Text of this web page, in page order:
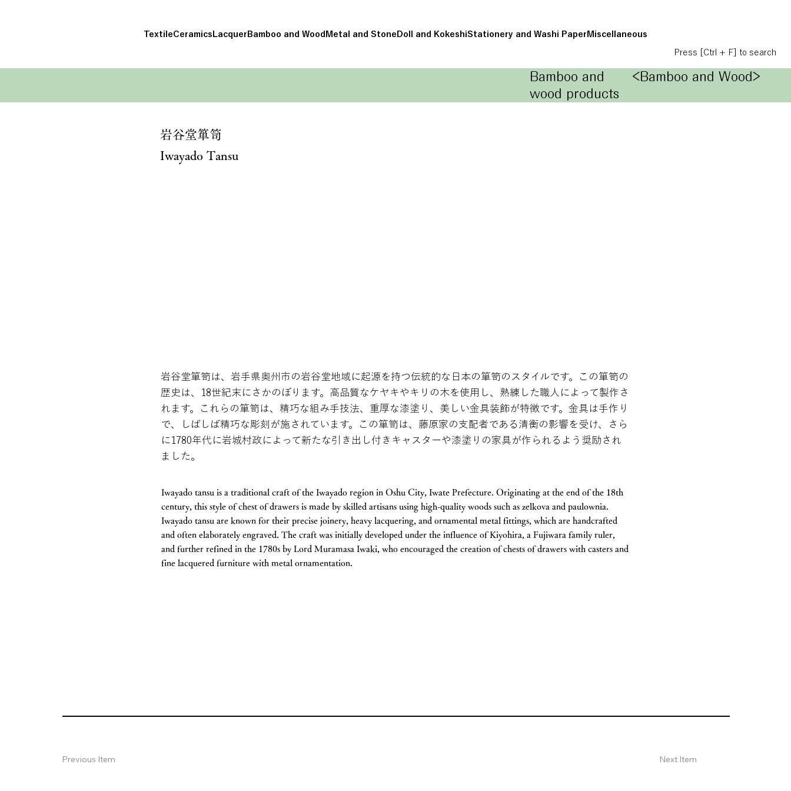
TextileCeramicsLacquerBamboo and WoodMetal and StoneDoll and KokeshiStationery and Washi PaperMiscellaneous
Press [Ctrl + F] to search
Bamboo and
wood products
<Bamboo and Wood>
岩谷堂箪笥
Iwayado Tansu
岩谷堂箪笥は、岩手県奥州市の岩谷堂地域に起源を持つ伝統的な日本の箪笥のスタイルです。この箪笥の
歴史は、18世紀末にさかのぼります。高品質なケヤキやキリの木を使用し、熟練した職人によって製作さ
れます。これらの箪笥は、精巧な組み手技法、重厚な漆塗り、美しい金具装飾が特徴です。金具は手作り
で、しばしば精巧な彫刻が施されています。この箪笥は、藤原家の支配者である清衡の影響を受け、さら
に1780年代に岩城村政によって新たな引き出し付きキャスターや漆塗りの家具が作られるよう奨励され
ました。
Iwayado tansu is a traditional craft of the Iwayado region in Oshu City, Iwate Prefecture. Originating at the end of the 18th
century, this style of chest of drawers is made by skilled artisans using high-quality woods such as zelkova and paulownia.
Iwayado tansu are known for their precise joinery, heavy lacquering, and ornamental metal fittings, which are handcrafted
and often elaborately engraved. The craft was initially developed under the influence of Kiyohira, a Fujiwara family ruler,
and further refined in the 1780s by Lord Muramasa Iwaki, who encouraged the creation of chests of drawers with casters and
fine lacquered furniture with metal ornamentation.
Previous Item Next Item